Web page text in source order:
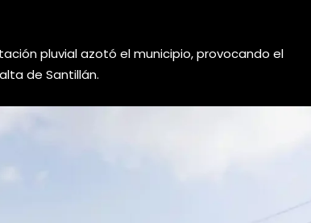
pluvial azotó el municipio, provocando el
de Santillán.